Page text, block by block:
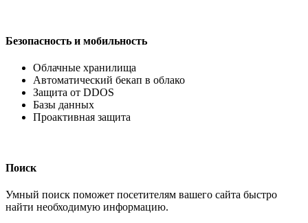
Безопасность и мобильность
Облачные хранилища
Автоматический бекап в облако
Защита от DDOS
Базы данных
Проактивная защита
Поиск
Умный поиск поможет посетителям вашего сайта быстро
найти необходимую информацию.